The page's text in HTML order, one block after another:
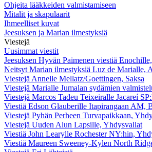
Ohjeita lääkkeiden valmistamiseen
Mitalit ja skapulaarit
Ihmeelliset kuvat
Jeesuksen ja Marian ilmestyksiä
Viestejä
Uusimmat viestit
Jeesuksen Hyvän Paimenen viestiä
Neitsyt Marian ilmestyksiä Luz de Marialle,
Viestejä Annelle Mellatz/Goettingen, Saksa
Viestejä Marialle Jumalan sydämien
Viestejä Marcos Tadeu Teixeiralle Jacareí
Viestiä Edson Glauberille Itapirangaan AM,
Viestejä Pyhän Perheen Turvapaikkaan,
Viestejä Uuden Alun Lapsille, Yhdysvallat
Viestiä John Learylle Rochester NY:hin,
Viestiä Maureen Sweeney-Kylen North